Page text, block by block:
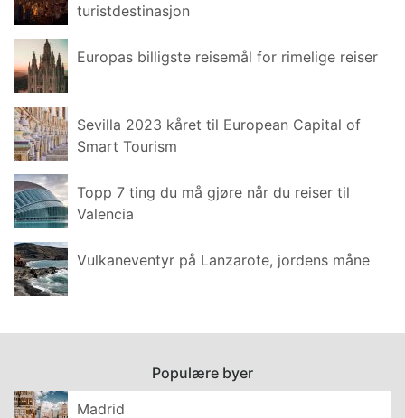
turistdestinasjon
Europas billigste reisemål for rimelige reiser
Sevilla 2023 kåret til European Capital of
Smart Tourism
Topp 7 ting du må gjøre når du reiser til
Valencia
Vulkaneventyr på Lanzarote, jordens måne
Populære byer
Madrid